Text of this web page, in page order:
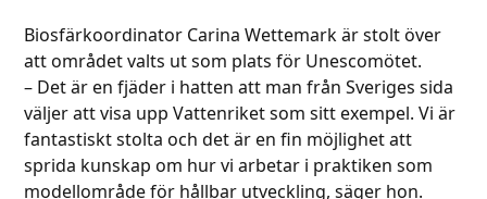
Biosfärkoordinator Carina Wettemark är stolt över
att området valts ut som plats för Unescomötet.
– Det är en fjäder i hatten att man från Sveriges sida
väljer att visa upp Vattenriket som sitt exempel. Vi är
fantastiskt stolta och det är en fin möjlighet att
sprida kunskap om hur vi arbetar i praktiken som
modellområde för hållbar utveckling, säger hon.